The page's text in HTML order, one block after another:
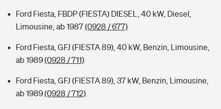
Ford Fiesta, FBDP (FIESTA) DIESEL, 40 kW, Diesel,
Limousine, ab 1987(0928 / 677)
Ford Fiesta, GFJ (FIESTA 89), 40 kW, Benzin, Limousine,
ab 1989(0928 / 711)
Ford Fiesta, GFJ (FIESTA 89), 37 kW, Benzin, Limousine,
ab 1989(0928 / 712)